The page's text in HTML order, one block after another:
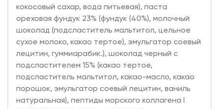
кокосовый сахар, вода питьевая), паста
ореховая фундук 23% (фундук (40%), молочный
шоколад (подсластитель мальтитол, цельное
сухое молоко, какао тертое), эмульгатор соевый
лецитин, гуммиарабик.), шоколад черный с
подсластителем 15% (какао тертое,
подсластитель мальтитол, какао-масло, какао
порошок, эмульгатор соевый лецитин, ваниль
натуральная), пептиды морского коллагена I